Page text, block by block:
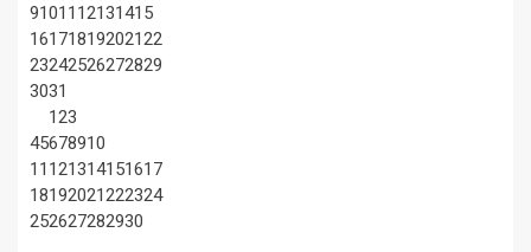
91011 12131415
16171819202122
23242526272829
3031
123
45678910
11 121314151617
18192021222324
252627282930